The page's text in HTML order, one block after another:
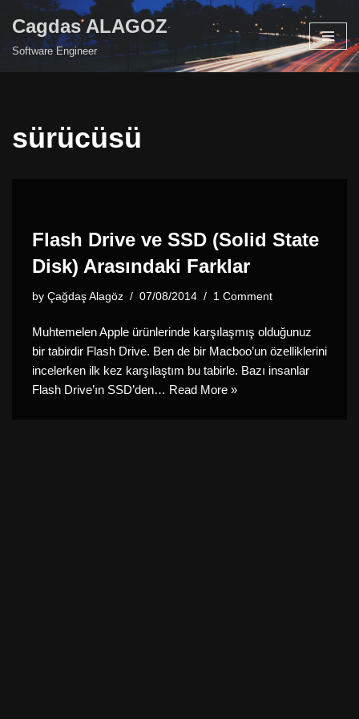
Skip
Cagdas ALAGOZ
Software Engineer
sürücüsü
Flash Drive ve SSD (Solid State
Disk) Arasındaki Farklar
by Çağdaş Alagöz 07/08/2014 1 Comment
Muhtemelen Apple ürünlerinde karşılaşmış olduğunuz
bir tabirdir Flash Drive. Ben de bir Macboo’un özelliklerini
incelerken ilk kez karşılaştım bu tabirle. Bazı insanlar
Flash Drive’ın SSD’den… Read More »